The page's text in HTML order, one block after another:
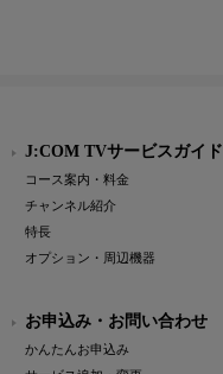
J:COM TVサービスガイド
コース案内・料金
チャンネル紹介
特長
オプション・周辺機器
お申込み・お問い合わせ
かんたんお申込み